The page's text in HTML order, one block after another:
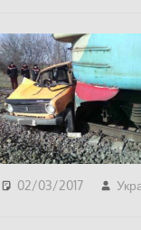
02/03/2017